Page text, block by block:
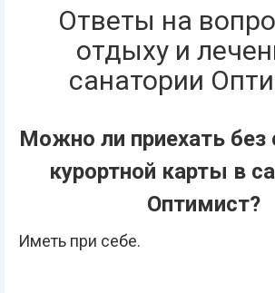
Ответы на
отдыху и
санатории
Можно ли приехать без
курортной карты в
Оптимист?
Иметь при себе.